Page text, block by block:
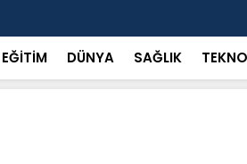
EĞİTİM DÜNYA SAĞLIK